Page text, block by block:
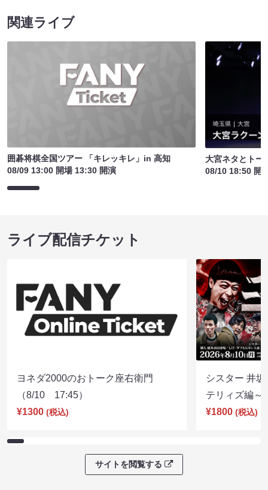
関連ライブ
囲碁将棋全国ツアー 「キレッキレ」in 高知
08/09 13:00 開場 13:30 開演
大宮ネタとトー
08/10 18:50 開
ライブ配信チケット
ヨネダ2000のおトーク座右衛門
（8/10 17:45）
¥1300 (税込)
シスター 井
テリィズ編
¥1800 (税込)
サイトを閲覧する